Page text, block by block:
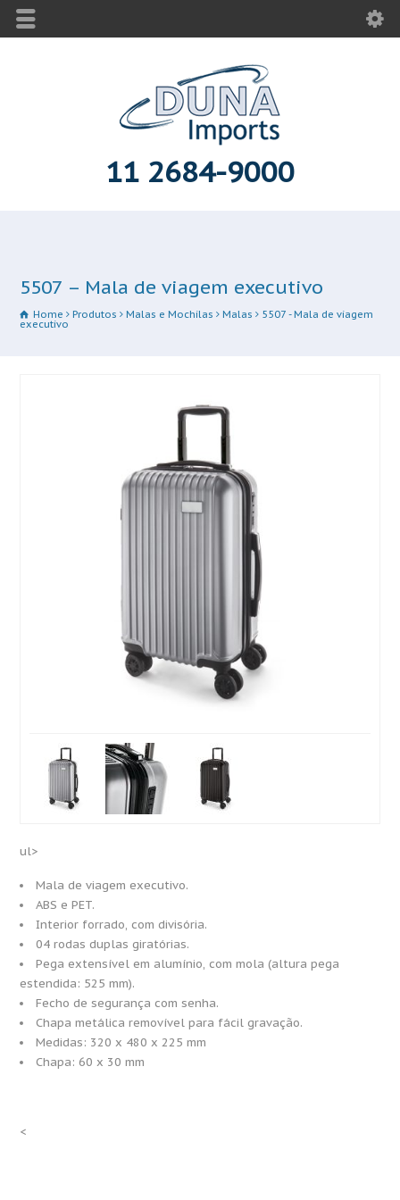
11 2684-9000
5507 – Mala de viagem executivo
Home Produtos Malas e Mochilas Malas 5507 - Mala de viagem
executivo
ul>
Mala de viagem executivo.
ABS e PET.
Interior forrado, com divisória.
04 rodas duplas giratórias.
Pega extensível em alumínio, com mola (altura pega
estendida: 525 mm).
Fecho de segurança com senha.
Chapa metálica removível para fácil gravação.
Medidas: 320 x 480 x 225 mm
Chapa: 60 x 30 mm
<